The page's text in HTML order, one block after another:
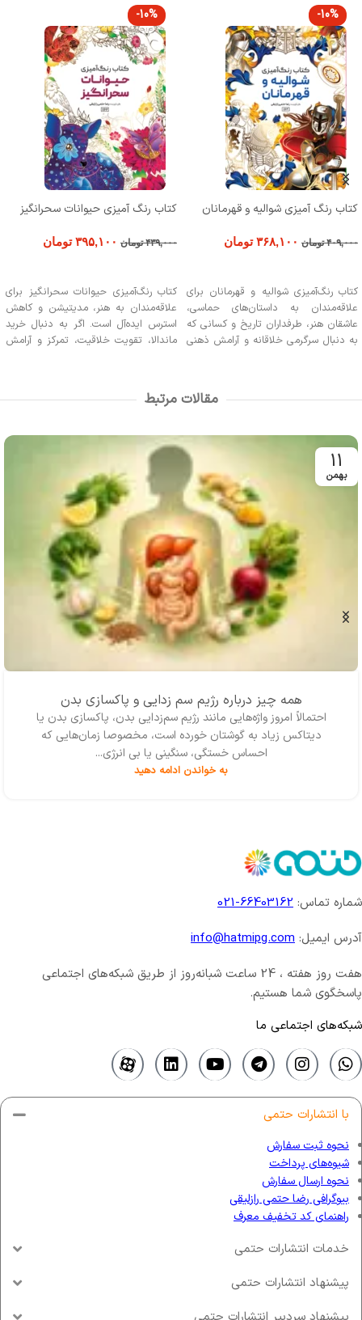
-10%
کتاب رنگ آمیزی شوالیه و قهرمانان
۴۰۹,۰۰۰ تومان ۳۶۸,۱۰۰ تومان
کتاب رنگ‌آمیزی شوالیه و قهرمانان برای
علاقه‌مندان به داستان‌های حماسی،
عاشقان هنر، طرفداران تاریخ و کسانی که
به دنبال سرگرمی خلاقانه و آرامش ذهنی
لذت می‌برید، این کتاب مخصوص
شماست.
-10%
کتاب رنگ آمیزی حیوانات سحرانگیز
۴۳۹,۰۰۰ تومان ۳۹۵,۱۰۰ تومان
کتاب رنگ‌آمیزی حیوانات سحرانگیز برای
علاقه‌مندان به هنر، مدیتیشن و کاهش
استرس ایده‌آل است. اگر به دنبال خرید
ماندالا، تقویت خلاقیت، تمرکز و آرامش
فرصتی برای رهایی از تنش‌های روزمره و
خلق آثار هنری منحصربه‌فرد فراهممقالات مرتبط
11
بهمن
همه چیز درباره رژیم سم زدایی و پاکسازی بدن
احتمالاً امروز واژه‌‌هایی مانند رژیم سم‌زدایی بدن، پاکسازی بدن یا
دیتاکس زیاد به گوشتان خورده است، مخصوصا زمان‌هایی که
احساس خستگی، سنگینی یا بی انرژی...
به خواندن ادامه دهید
شماره تماس: 66403162-021
آدرس ایمیل: info@hatmipg.com
هفت روز هفته ، 24 ساعت شبانه‌روز از طریق شبکه‌های اجتماعی
پاسخگوی شما هستیم.
شبکه‌های اجتماعی ما
با انتشارات حتمی
نحوه ثبت سفارش
شیوه‌های پرداخت
نحوه ارسال سفارش
بیوگرافی رضا حتمی رازلیقی
راهنمای کد تخفیف معرف
خدمات انتشارات حتمی
پیشنهاد انتشارات حتمی